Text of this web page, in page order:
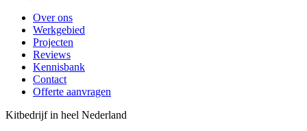
Over ons
Werkgebied
Projecten
Reviews
Kennisbank
Contact
Offerte aanvragen
Kitbedrijf in heel Nederland